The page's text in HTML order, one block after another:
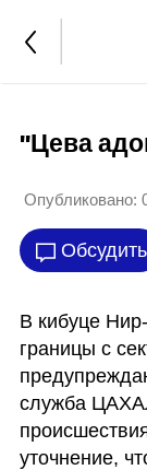
"Цева
Опубликовано:
Обсудить
В кибуце
границы с
служба
уточнение,